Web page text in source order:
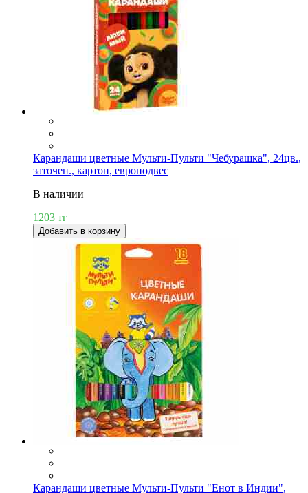
Карандаши цветные Мульти-Пульти "Чебурашка", 24цв.,
заточен., картон, европодвес
В наличии
1203 тг
Добавить в корзину
Карандаши цветные Мульти-Пульти "Енот в Индии",